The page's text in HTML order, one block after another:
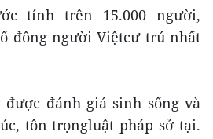
tính trên 15.000 người,
đông người Việtcư trú nhất
đánh giá sinh sống và
tôn trọngluật pháp sở tại.